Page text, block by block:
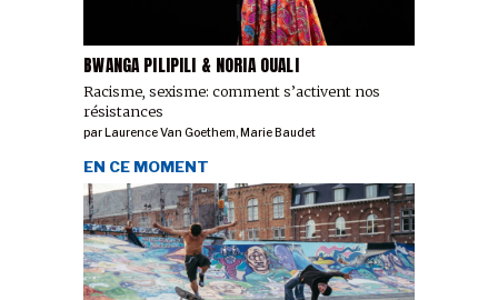
BWANGA PILIPILI & NORIA OUALI
Racisme, sexisme: comment s’activent nos
résistances
par Laurence Van Goethem, Marie Baudet
EN CE MOMENT